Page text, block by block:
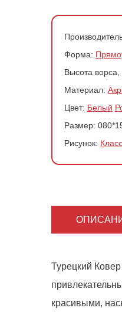
Форма:
Высота
Материал:
Цвет: Белый
Размер:
Рисунок:
Турецкий
красивыми,